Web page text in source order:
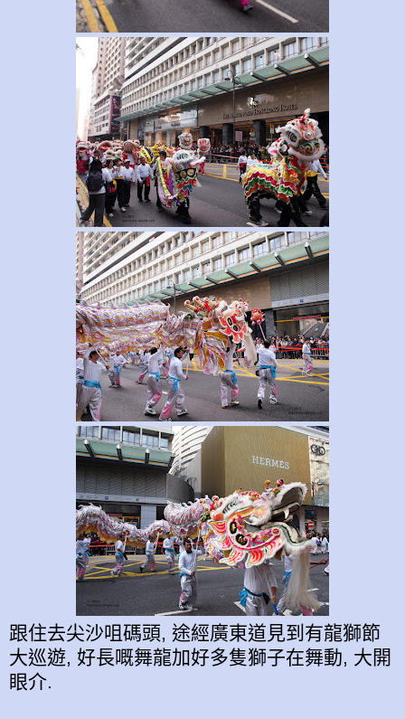
跟住去尖沙咀碼頭, 途經廣東道見到有龍獅節
大巡遊, 好長嘅舞龍加好多隻獅子在舞動, 大開
眼介.